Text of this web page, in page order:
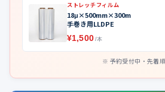
ストレッチフィルム
18μ×500mm×300m
手巻き用LLDPE
¥1,500 /本
予約受付中・先着順